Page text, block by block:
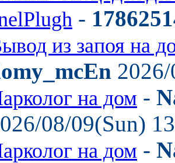
-
из запоя на
на дом -
08/09(Sun)
на дом -